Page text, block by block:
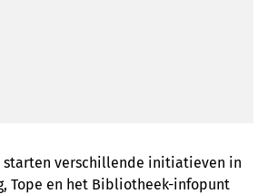
starten verschillende initiatieven in
Tope en het Bibliotheek-infopunt